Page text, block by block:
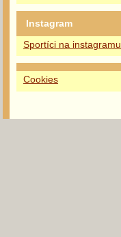
Instagram
Sportíci na instagramu
Cookies